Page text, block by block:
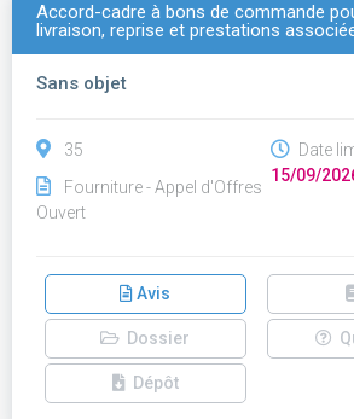
Accord-cadre à bons de commande
livraison, reprise et prestations
Sans objet
35
Fourniture - Appel d'Offres
Ouvert
Date
15/09/
Avis
Dossier
Dépôt